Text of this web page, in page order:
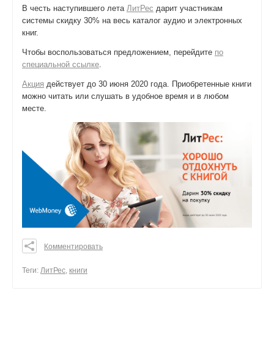
В честь наступившего лета ЛитРес дарит участникам
системы скидку 30% на весь каталог аудио и электронных
книг.
Чтобы воспользоваться предложением, перейдите по
специальной ссылке.
Акция действует до 30 июня 2020 года. Приобретенные книги
можно читать или слушать в удобное время и в любом
месте.
0
Комментировать
Теги: ЛитРес, книги